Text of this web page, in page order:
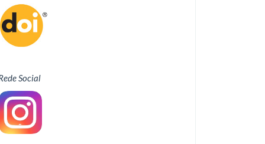
Social